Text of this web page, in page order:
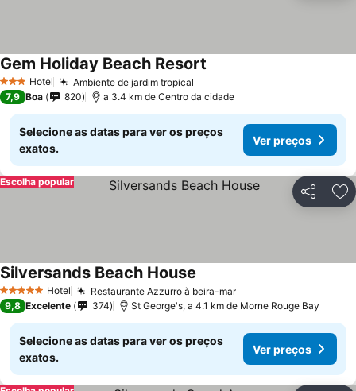
3 EstrelasHotel Ambiente de jardim tropical
Gem Holiday Beach Resort
7,9 Boa 820 a 3.4 km de Centro da cidade
Selecione as datas para ver os preços
exatos.
Ver preços
Partilhar
Escolha popular
5 Estrelas Hotel Restaurante Azzurro à beira-mar
Silversands Beach House
9,8 Excelente 374 St George's, a 4.1 km de Morne Rouge Bay
Selecione as datas para ver os preços
exatos.
Ver preços